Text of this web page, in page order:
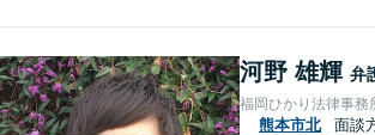
河野 雄輝 弁
福岡ひかり法律事務
熊本市北
面談